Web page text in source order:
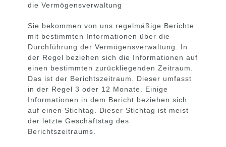
die Vermögensverwaltung
Sie bekommen von uns regelmäßige Berichte
mit bestimmten Informationen über die
Durchführung der Vermögensverwaltung. In
der Regel beziehen sich die Informationen auf
einen bestimmten zurückliegenden Zeitraum.
Das ist der Berichtszeitraum. Dieser umfasst
in der Regel 3 oder 12 Monate. Einige
Informationen in dem Bericht beziehen sich
auf einen Stichtag. Dieser Stichtag ist meist
der letzte Geschäftstag des
Berichtszeitraums.